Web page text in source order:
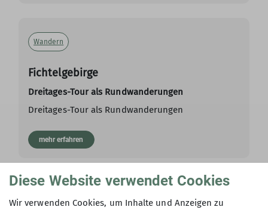
Wandern
Fichtelgebirge
Dreitages-Tour als Rundwanderungen
Dreitages-Tour als Rundwanderungen
mehr erfahren
Diese Website verwendet Cookies
Wir verwenden Cookies, um Inhalte und Anzeigen zu